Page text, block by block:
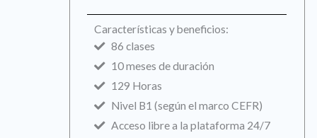
Características y beneficios:
86 clases
10 meses de duración
129 Horas
Nivel B1 (según el marco CEFR)
Acceso libre a la plataforma 24/7